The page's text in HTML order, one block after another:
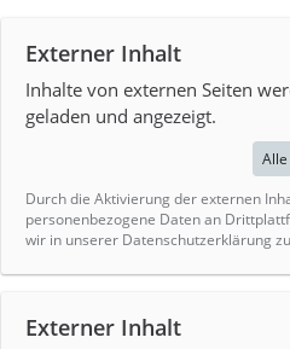
Externer Inhalt
Inhalte von externen Seiten
geladen und angezeigt.
Durch die Aktivierung der externen
personenbezogene Daten an
wir in unserer Datenschutzerklärung
Externer Inhalt